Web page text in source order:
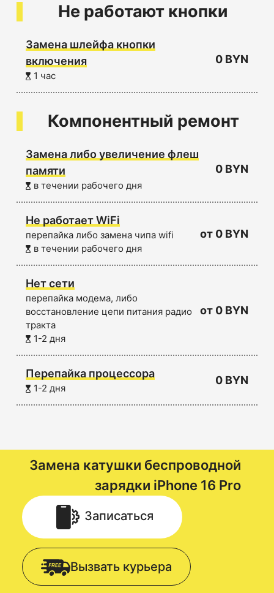
Не работают кнопки
Замена шлейфа кнопки
включения
1 час
0 BYN
Компонентный ремонт
Замена либо увеличение флеш
памяти
в течении рабочего дня
0 BYN
Не работает WiFi
перепайка либо замена чипа wifi
в течении рабочего дня
от 0 BYN
Нет сети
перепайка модема, либо
восстановление цепи питания радио
тракта
1-2 дня
от 0 BYN
Перепайка процессора
1-2 дня
0 BYN
Замена катушки беспроводной
зарядки iPhone 16 Pro
Записаться
Вызвать курьера